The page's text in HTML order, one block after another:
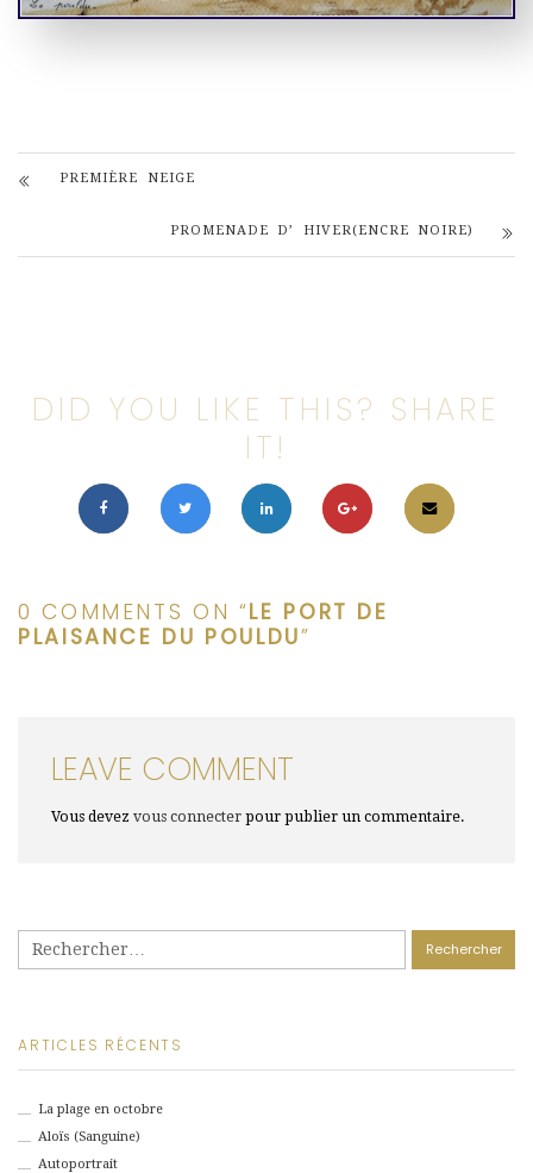
PREMIÈRE NEIGE
PROMENADE D’ HIVER(ENCRE NOIRE)
DID YOU LIKE THIS? SHARE
IT!
0 COMMENTS ON “LE PORT DE
PLAISANCE DU POULDU”
LEAVE COMMENT
Vous devez vous connecter pour publier un commentaire.
ARTICLES RÉCENTS
La plage en octobre
Aloïs (Sanguine)
Autoportrait